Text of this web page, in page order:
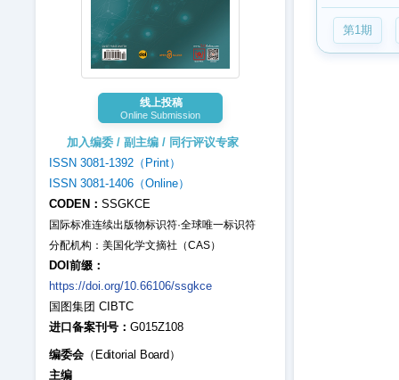
线上投稿
Online Submission
加入编委 / 副主编 / 同行评议专家
ISSN 3081-1392（Print）
ISSN 3081-1406（Online）
CODEN： SSGKCE
国际标准连续出版物标识符·全球唯一标识符
分配机构：美国化学文摘社（CAS）
DOI前缀：
https://doi.org/10.66106/ssgkce
国图集团 CIBTC
进口备案刊号： G015Z108
编委会（Editorial Board）
主编
第1期